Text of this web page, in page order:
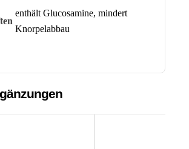
enthält Glucosamine, mindert
Knorpelabbau